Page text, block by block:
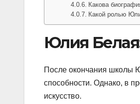
Какова
Какой ролью
Юлия
После окончания школы
способности. Однако, в
искусство.